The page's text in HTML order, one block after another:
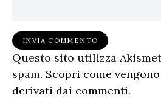
Questo sito utilizza
spam. Scopri come
derivati dai commenti.